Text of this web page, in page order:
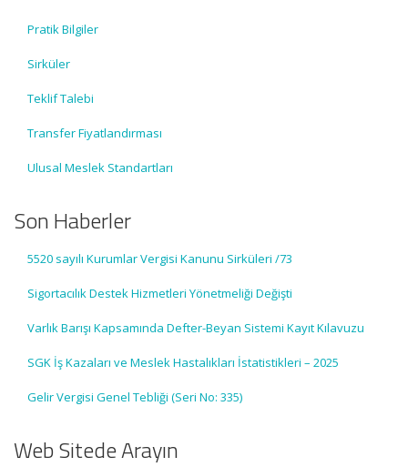
Pratik Bilgiler
Sirküler
Teklif Talebi
Transfer Fiyatlandırması
Ulusal Meslek Standartları
Son Haberler
5520 sayılı Kurumlar Vergisi Kanunu Sirküleri /73
Sigortacılık Destek Hizmetleri Yönetmeliği Değişti
Varlık Barışı Kapsamında Defter-Beyan Sistemi Kayıt Kılavuzu
SGK İş Kazaları ve Meslek Hastalıkları İstatistikleri – 2025
Gelir Vergisi Genel Tebliği (Seri No: 335)
Web Sitede Arayın